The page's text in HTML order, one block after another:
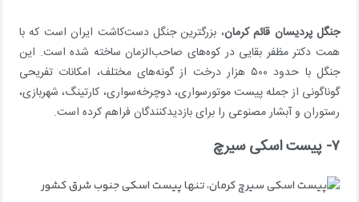
جنگل پردیسان قائم کرمان، بزرگترین جنگل دست‌کاشت ایران است که با
همت دکتر مظفر بقایی در کوه‌های صاحب‌الزمان ساخته شده است. این
جنگل با حدود ۵۰۰ هزار درخت از گونه‌های مختلف، امکانات تفریحی
گوناگونی از جمله پیست موتورسواری، دوچرخه‌سواری، کارتینگ، شهربازی،
رستوران و آبشار مصنوعی را برای بازدیدکنندگان فراهم کرده است.
۷- پیست اسکی سیرچ